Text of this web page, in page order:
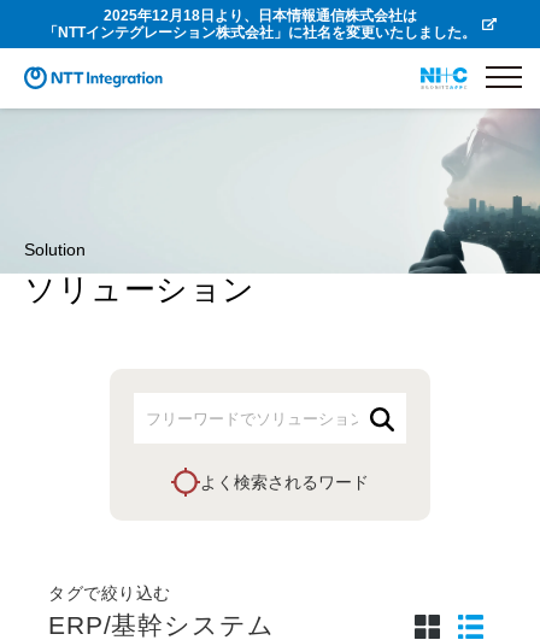
2025年12月18日より、日本情報通信株式会社は
「NTTインテグレーション株式会社」に社名を変更いたしました。
Solution
ソリューション
よく検索されるワード
タグで絞り込む
ERP/基幹システム